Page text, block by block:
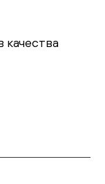
качества